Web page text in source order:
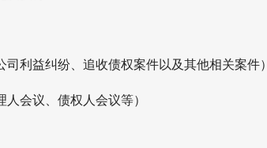
利益纠纷、追收债权案件以及其他相关案件）
会议、债权人会议等）